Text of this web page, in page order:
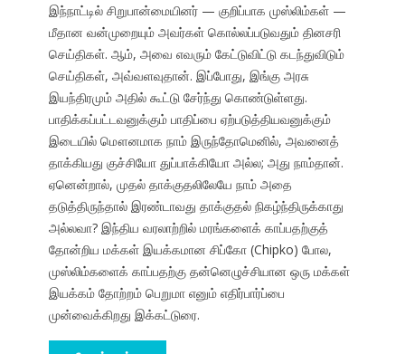
இந்நாட்டில் சிறுபான்மையினர் — குறிப்பாக முஸ்லிம்கள் —
மீதான வன்முறையும் அவர்கள் கொல்லப்படுவதும் தினசரி
செய்திகள். ஆம், அவை எவரும் கேட்டுவிட்டு கடந்துவிடும்
செய்திகள், அவ்வளவுதான். இப்போது, இங்கு அரசு
இயந்திரமும் அதில் கூட்டு சேர்ந்து கொண்டுள்ளது.
பாதிக்கப்பட்டவனுக்கும் பாதிப்பை ஏற்படுத்தியவனுக்கும்
இடையில் மௌனமாக நாம் இருந்தோமெனில், அவனைத்
தாக்கியது குச்சியோ துப்பாக்கியோ அல்ல; அது நாம்தான்.
ஏனென்றால், முதல் தாக்குதலிலேயே நாம் அதை
தடுத்திருந்தால் இரண்டாவது தாக்குதல் நிகழ்ந்திருக்காது
அல்லவா? இந்திய வரலாற்றில் மரங்களைக் காப்பதற்குத்
தோன்றிய மக்கள் இயக்கமான சிப்கோ (Chipko) போல,
முஸ்லிம்களைக் காப்பதற்கு தன்னெழுச்சியான ஒரு மக்கள்
இயக்கம் தோற்றம் பெறுமா எனும் எதிர்பார்ப்பை
முன்வைக்கிறது இக்கட்டுரை.